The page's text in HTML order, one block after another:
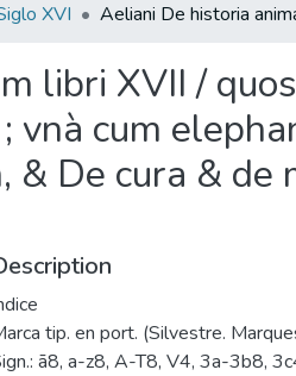
XVI
libri XVII /
cum
De cura & de
tip. en port. (Silvestre.
ā8, a-z8, A-T8, V4, 3a-3b8,